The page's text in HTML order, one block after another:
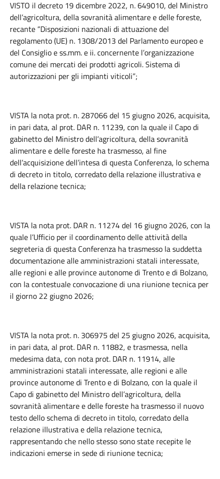
VISTO il decreto 19 dicembre 2022, n. 649010, del Ministro
dell’agricoltura, della sovranità alimentare e delle foreste,
recante “Disposizioni nazionali di attuazione del
regolamento (UE) n. 1308/2013 del Parlamento europeo e
del Consiglio e ss.mm. e ii. concernente l’organizzazione
comune dei mercati dei prodotti agricoli. Sistema di
autorizzazioni per gli impianti viticoli”;
VISTA la nota prot. n. 287066 del 15 giugno 2026, acquisita,
in pari data, al prot. DAR n. 11239, con la quale il Capo di
gabinetto del Ministro dell’agricoltura, della sovranità
alimentare e delle foreste ha trasmesso, al fine
dell’acquisizione dell’intesa di questa Conferenza, lo schema
di decreto in titolo, corredato della relazione illustrativa e
della relazione tecnica;
VISTA la nota prot. DAR n. 11274 del 16 giugno 2026, con la
quale l’Ufficio per il coordinamento delle attività della
segreteria di questa Conferenza ha trasmesso la suddetta
documentazione alle amministrazioni statali interessate,
alle regioni e alle province autonome di Trento e di Bolzano,
con la contestuale convocazione di una riunione tecnica per
il giorno 22 giugno 2026;
VISTA la nota prot. n. 306975 del 25 giugno 2026, acquisita,
in pari data, al prot. DAR n. 11882, e trasmessa, nella
medesima data, con nota prot. DAR n. 11914, alle
amministrazioni statali interessate, alle regioni e alle
province autonome di Trento e di Bolzano, con la quale il
Capo di gabinetto del Ministro dell’agricoltura, della
sovranità alimentare e delle foreste ha trasmesso il nuovo
testo dello schema di decreto in titolo, corredato della
relazione illustrativa e della relazione tecnica,
rappresentando che nello stesso sono state recepite le
indicazioni emerse in sede di riunione tecnica;